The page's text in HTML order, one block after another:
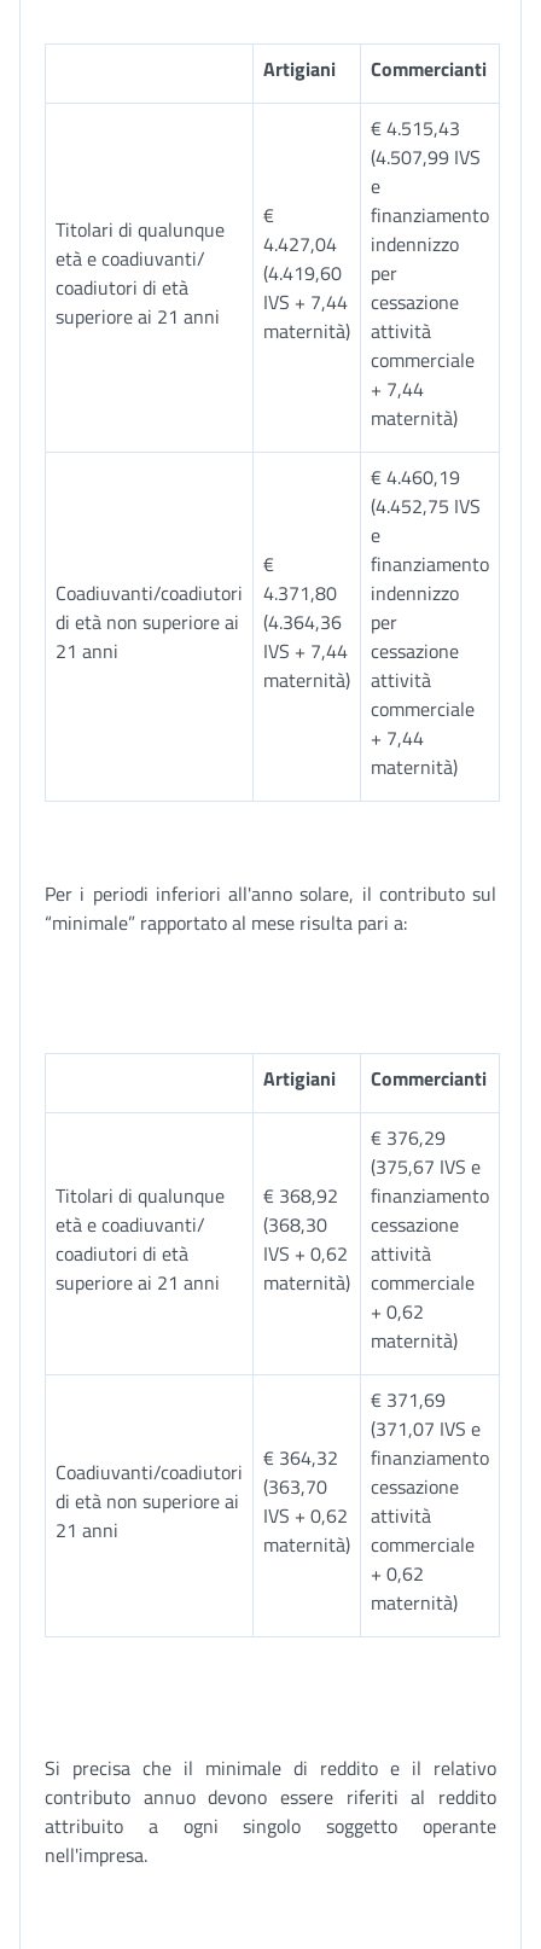
Artigiani Commercianti
Titolari di qualunque
età e coadiuvanti/
coadiutori di età
superiore ai 21 anni
€
4.427,04
(4.419,60
IVS + 7,44
maternità)
€ 4.515,43
(4.507,99 IVS
e
finanziamento
indennizzo
per
cessazione
attività
commerciale
+ 7,44
maternità)
Coadiuvanti/coadiutori
di età non superiore ai
21 anni
€
4.371,80
(4.364,36
IVS + 7,44
maternità)
€ 4.460,19
(4.452,75 IVS
e
finanziamento
indennizzo
per
cessazione
attività
commerciale
+ 7,44
maternità)
Per i periodi inferiori all'anno solare, il contributo sul
“minimale” rapportato al mese risulta pari a:
Artigiani Commercianti
Titolari di qualunque
età e coadiuvanti/
coadiutori di età
superiore ai 21 anni
€ 368,92
(368,30
IVS + 0,62
maternità)
€ 376,29
(375,67 IVS e
finanziamento
cessazione
attività
commerciale
+ 0,62
maternità)
Coadiuvanti/coadiutori
di età non superiore ai
21 anni
€ 364,32
(363,70
IVS + 0,62
maternità)
€ 371,69
(371,07 IVS e
finanziamento
cessazione
attività
commerciale
+ 0,62
maternità)
Si precisa che il minimale di reddito e il relativo
contributo annuo devono essere riferiti al reddito
attribuito a ogni singolo soggetto operante
nell'impresa.